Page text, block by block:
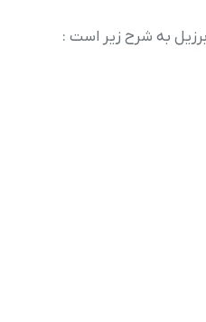
به شرح زیر است :